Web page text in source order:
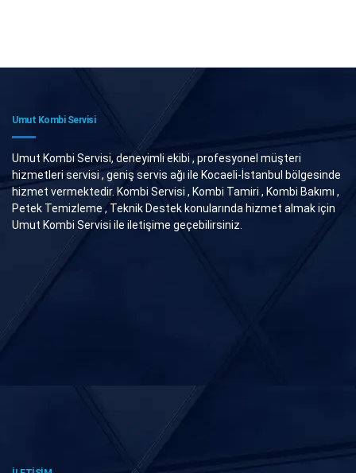
Umut Kombi Servisi
Umut Kombi Servisi, deneyimli ekibi , profesyonel müşteri
hizmetleri servisi , geniş servis ağı ile Kocaeli-İstanbul bölgesinde
hizmet vermektedir. Kombi Servisi , Kombi Tamiri , Kombi Bakımı ,
Petek Temizleme , Teknik Destek konularında hizmet almak için
Umut Kombi Servisi ile iletişime geçebilirsiniz.